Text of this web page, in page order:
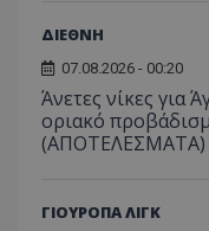
ΔΙΕΘΝΗ
07.08.2026 - 00:20
Άνετες νίκες για
οριακό
(ΑΠΟΤΕΛΕΣΜΑΤΑ)
ΓΙΟΥΡΟΠΑ ΛΙΓΚ